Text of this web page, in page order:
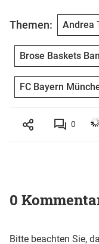
Themen: Andrea
Brose Baskets
FC Bayern
0
0
Bitte beachten Sie,